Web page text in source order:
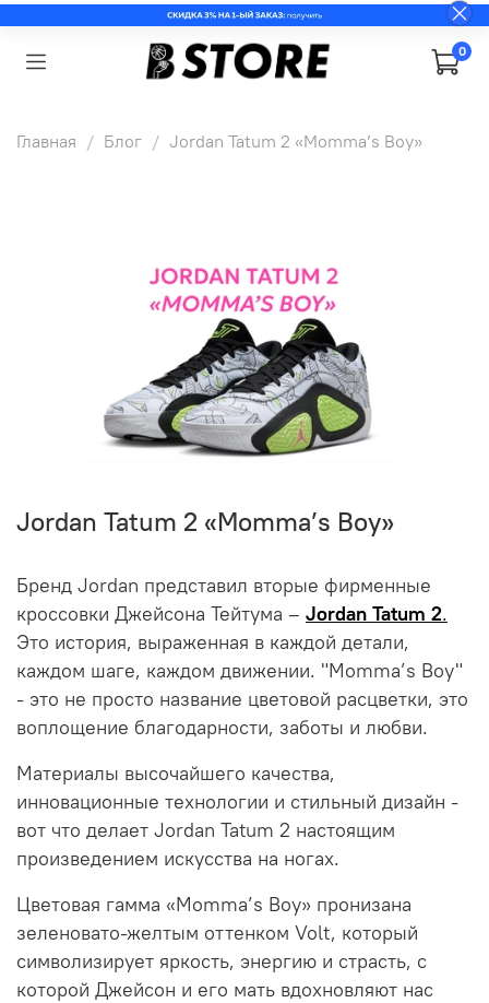
0
Главная Блог Jordan Tatum 2 «Momma’s Boy»
Jordan Tatum 2 «Momma’s Boy»
Бренд Jordan представил вторые фирменные
кроссовки Джейсона Тейтума – Jordan Tatum 2.
Это история, выраженная в каждой детали,
каждом шаге, каждом движении. "Momma’s Boy"
- это не просто название цветовой расцветки, это
воплощение благодарности, заботы и любви.
Материалы высочайшего качества,
инновационные технологии и стильный дизайн -
вот что делает Jordan Tatum 2 настоящим
произведением искусства на ногах.
Цветовая гамма «Momma’s Boy» пронизана
зеленовато-желтым оттенком Volt, который
символизирует яркость, энергию и страсть, с
которой Джейсон и его мать вдохновляют нас